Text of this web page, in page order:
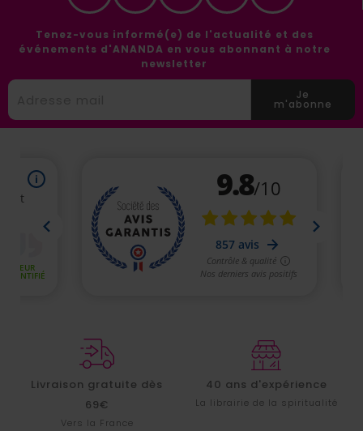
Tenez-vous informé(e) de l'actualité et des
événements d'ANANDA en vous abonnant à notre
newsletter
Je
m'abonne
Livraison gratuite dès
69€
Vers la France
40 ans d'expérience
La librairie de la spiritualité